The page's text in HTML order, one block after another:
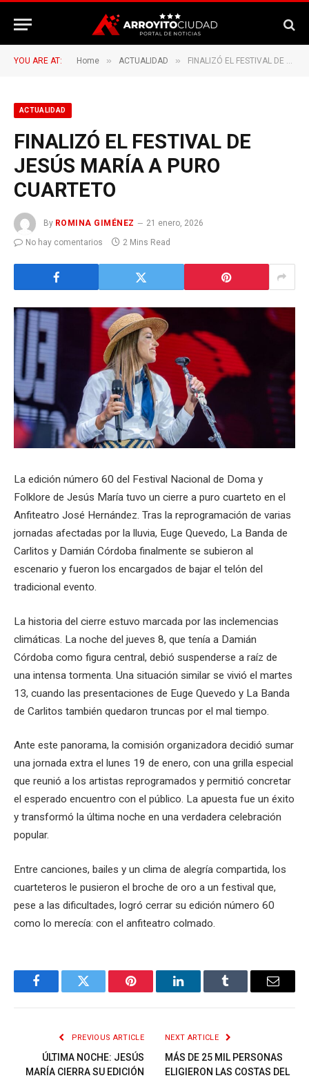
YOU ARE AT: Home » ACTUALIDAD » FINALIZÓ EL FESTIVAL DE JESÚS MARÍA A PURO CUARTETO
ACTUALIDAD
FINALIZÓ EL FESTIVAL DE
JESÚS MARÍA A PURO
CUARTETO
By ROMINA GIMÉNEZ
21 enero, 2026
No hay comentarios
2 Mins Read
La edición número 60 del Festival Nacional de Doma y
Folklore de Jesús María tuvo un cierre a puro cuarteto en el
Anfiteatro José Hernández. Tras la reprogramación de varias
jornadas afectadas por la lluvia, Euge Quevedo, La Banda de
Carlitos y Damián Córdoba finalmente se subieron al
escenario y fueron los encargados de bajar el telón del
tradicional evento.
La historia del cierre estuvo marcada por las inclemencias
climáticas. La noche del jueves 8, que tenía a Damián
Córdoba como figura central, debió suspenderse a raíz de
una intensa tormenta. Una situación similar se vivió el martes
13, cuando las presentaciones de Euge Quevedo y La Banda
de Carlitos también quedaron truncas por el mal tiempo.
Ante este panorama, la comisión organizadora decidió sumar
una jornada extra el lunes 19 de enero, con una grilla especial
que reunió a los artistas reprogramados y permitió concretar
el esperado encuentro con el público. La apuesta fue un éxito
y transformó la última noche en una verdadera celebración
popular.
Entre canciones, bailes y un clima de alegría compartida, los
cuarteteros le pusieron el broche de oro a un festival que,
pese a las dificultades, logró cerrar su edición número 60
como lo merecía: con el anfiteatro colmado.
FacebookTwitter Pinterest LinkedInTumblr Email
PREVIOUS ARTICLE
ÚLTIMA NOCHE: JESÚS
MARÍA CIERRA SU EDICIÓN
NEXT ARTICLE
MÁS DE 25 MIL PERSONAS
ELIGIERON LAS COSTAS DEL